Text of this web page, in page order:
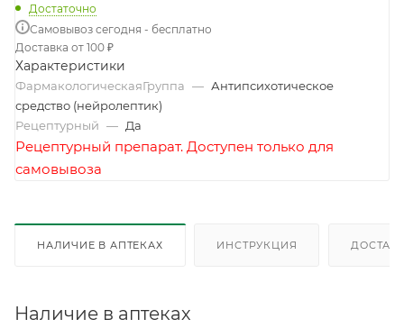
Достаточно
Самовывоз сегодня - бесплатно
Доставка от 100 ₽
Характеристики
ФармакологическаяГруппа — Антипсихотическое
средство (нейролептик)
Рецептурный — Да
Рецептурный препарат. Доступен только для
самовывоза
НАЛИЧИЕ В АПТЕКАХ ИНСТРУКЦИЯ
Наличие в аптеках